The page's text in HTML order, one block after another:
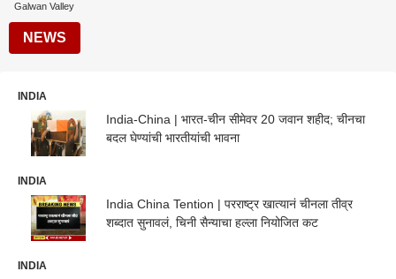
Galwan Valley
NEWS
INDIA
India-China | भारत-चीन सीमेवर 20 जवान शहीद; चीनचा
बदल घेण्यांची भारतीयांची भावना
INDIA
India China Tention | परराष्ट्र खात्यानं चीनला तीव्र
शब्दात सुनावलं, चिनी सैन्याचा हल्ला नियोजित कट
INDIA